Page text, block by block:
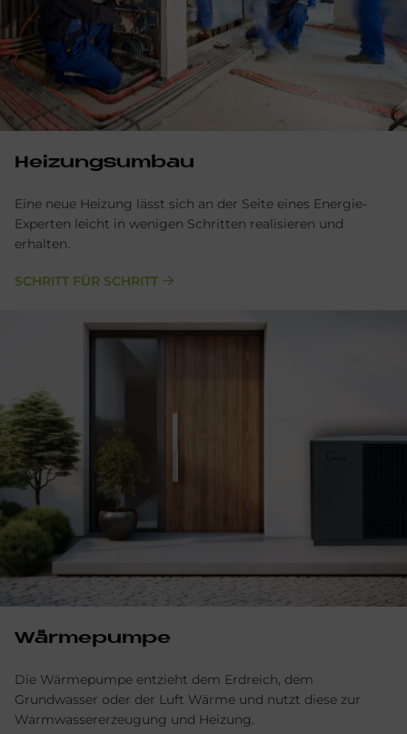
Heizungsumbau
Eine neue Heizung lässt sich an der Seite eines Energie-
Experten leicht in wenigen Schritten realisieren und
erhalten.
SCHRITT FÜR SCHRITT
Wärmepumpe
Die Wärmepumpe entzieht dem Erdreich, dem
Grundwasser oder der Luft Wärme und nutzt diese zur
Warmwassererzeugung und Heizung.